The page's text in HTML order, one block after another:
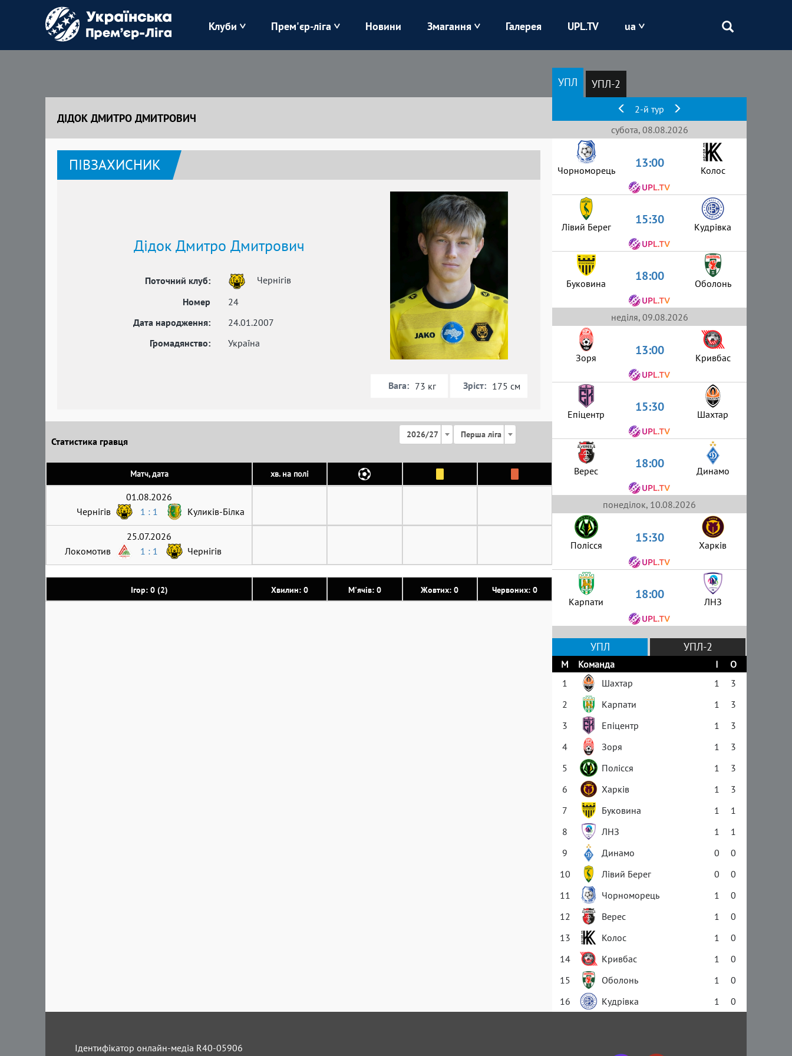
Клуби
Зоря Карпати Колос Кривбас
Оболонь
Полісся
Прем'єр-ліга Новини Змагання Галерея UPL.TV ua
ДІДОК ДМИТРО ДМИТРОВИЧ
ПІВЗАХИСНИК
Дідок Дмитро Дмитрович
Поточний клуб:
Чернігів
Номер
24
Дата народження:
24.01.2007
Громадянство:
Україна
Вага: 73 кг Зріст: 175 см
Статистика гравця
2026/27 Перша ліга
Матч, дата хв. на полі
Ігор: 0 (2) Хвилин: 0 М'ячів: 0 Жовтих: 0 Червоних: 0
01.08.2026
Чернігів
1 : 1 Куликів-Білка
25.07.2026
Локомотив
1 : 1 Чернігів
УПЛ УПЛ-2
2-й тур
субота, 08.08.2026
Чорноморець 13:00 Колос
Лівий Берег 15:30 Кудрівка
Буковина 18:00 Оболонь
неділя, 09.08.2026
Зоря 13:00 Кривбас
Епіцентр 15:30 Шахтар
Верес 18:00 Динамо
понеділок, 10.08.2026
Полісся 15:30 Харків
Карпати 18:00 ЛНЗ
УПЛ УПЛ-2
М Команда І
О
1
Шахтар 1
3
2
Карпати 1
3
3
Епіцентр 1
3
4
Зоря 1
3
5
Полісся 1
3
6
Харків 1
3
7
Буковина 1
1
8
ЛНЗ 1
1
9
Динамо 0
0
10
Лівий Берег 0
0
11
Чорноморець 1
0
12
Верес 1
0
13
Колос 1
0
14
Кривбас 1
0
15
Оболонь 1
0
16
Кудрівка 1 0
Ідентифікатор онлайн-медіа R40-05906